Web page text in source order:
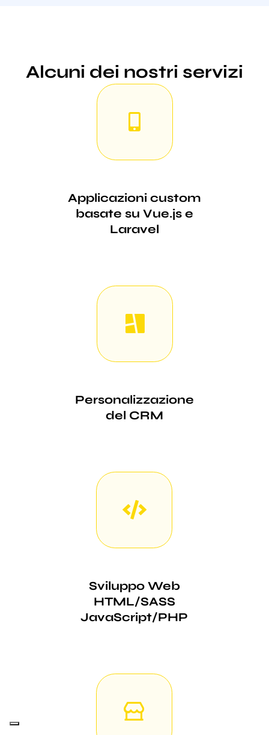
Alcuni dei nostri servizi
Applicazioni custom
basate su Vue.js e
Laravel
Personalizzazione
del CRM
Sviluppo Web
HTML/SASS
JavaScript/PHP